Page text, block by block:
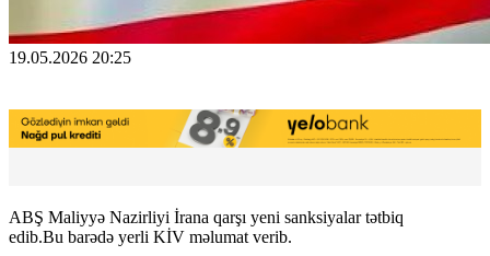
19.05.2026 20:25
ABŞ Maliyyə Nazirliyi İrana qarşı yeni sanksiyalar tətbiq
edib.Bu barədə yerli KİV məlumat verib.